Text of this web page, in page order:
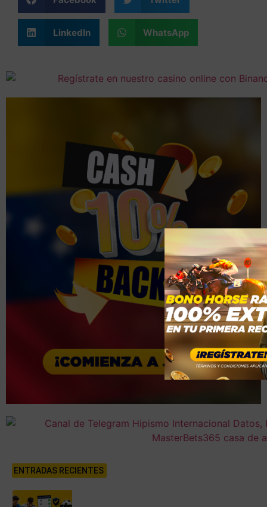
LinkedIn WhatsApp
ENTRADAS RECIENTES